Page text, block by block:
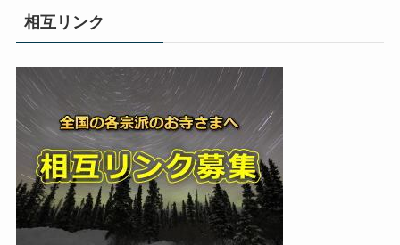
相互リンク